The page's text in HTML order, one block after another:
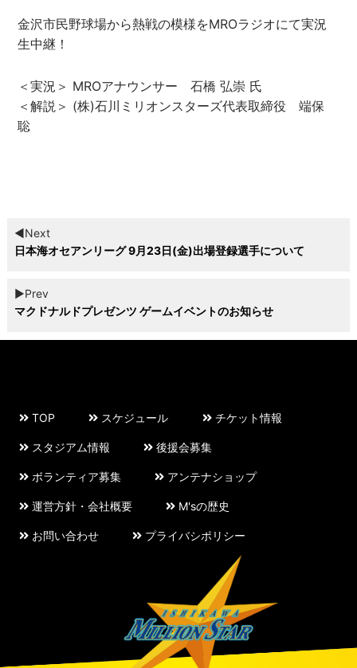
金沢市民野球場から熱戦の模様をMROラジオにて実況
生中継！
＜実況＞ MROアナウンサー 石橋 弘崇 氏
＜解説＞ (株)石川ミリオンスターズ代表取締役 端保
聡
◀︎Next
日本海オセアンリーグ 9月23日(金)出場登録選手について
▶︎Prev
マクドナルドプレゼンツ ゲームイベントのお知らせ
TOP スケジュール チケット情報
スタジアム情報 後援会募集
ボランティア募集 アンテナショップ
運営方針・会社概要 M'sの歴史
お問い合わせ プライバシポリシー